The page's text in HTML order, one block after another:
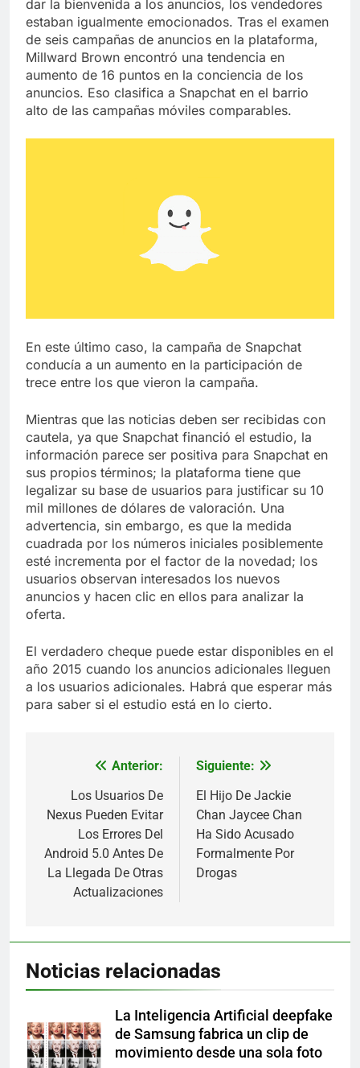
dar la bienvenida a los anuncios, los vendedores
estaban igualmente emocionados. Tras el examen
de seis campañas de anuncios en la plataforma,
Millward Brown encontró una tendencia en
aumento de 16 puntos en la conciencia de los
anuncios. Eso clasifica a Snapchat en el barrio
alto de las campañas móviles comparables.
En este último caso, la campaña de Snapchat
conducía a un aumento en la participación de
trece entre los que vieron la campaña.
Mientras que las noticias deben ser recibidas con
cautela, ya que Snapchat financió el estudio, la
información parece ser positiva para Snapchat en
sus propios términos; la plataforma tiene que
legalizar su base de usuarios para justificar su 10
mil millones de dólares de valoración. Una
advertencia, sin embargo, es que la medida
cuadrada por los números iniciales posiblemente
esté incrementa por el factor de la novedad; los
usuarios observan interesados los nuevos
anuncios y hacen clic en ellos para analizar la
oferta.
El verdadero cheque puede estar disponibles en el
año 2015 cuando los anuncios adicionales lleguen
a los usuarios adicionales. Habrá que esperar más
para saber si el estudio está en lo cierto.
Navegación
entradas
Anterior:
Los Usuarios De
Nexus Pueden Evitar
Los Errores Del
Android 5.0 Antes De
La Llegada De Otras
Actualizaciones
Siguiente:
El Hijo De Jackie
Chan Jaycee Chan
Ha Sido Acusado
Formalmente Por
Drogas
Noticias relacionadas
La Inteligencia Artificial deepfake
de Samsung fabrica un clip de
movimiento desde una sola foto